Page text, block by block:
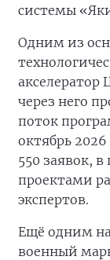
системы
Одним из
акселератор
через него
поток
октябрь
550 заявок,
проектами
экспертов.
Ещё одним
военный